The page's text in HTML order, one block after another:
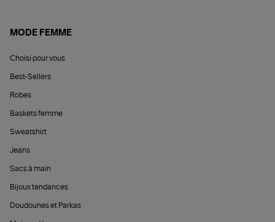
MODE FEMME
Choisi pour vous
Best-Sellers
Robes
Baskets femme
Sweatshirt
Jeans
Sacs à main
Bijoux tendances
Doudounes et Parkas